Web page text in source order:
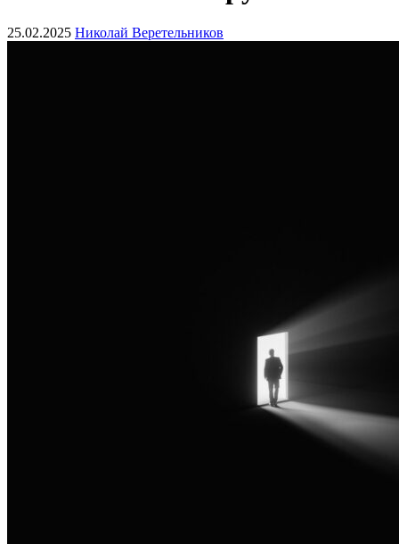
25.02.2025 Николай Веретельников